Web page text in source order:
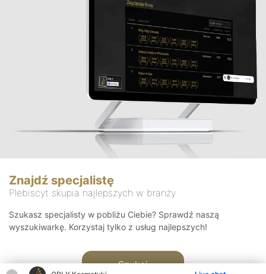
Znajdź specjalistę
Plebiscyt skupia najlepszych w branży
Szukasz specjalisty w pobliżu Ciebie? Sprawdź naszą
wyszukiwarkę. Korzystaj tylko z usług najlepszych!
Szukaj